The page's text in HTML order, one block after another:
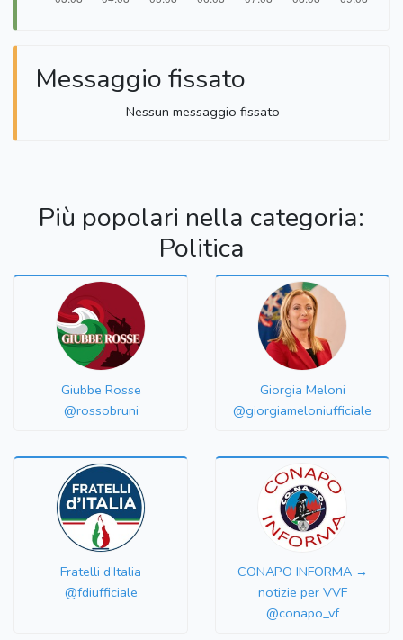
Messaggio fissato
Nessun messaggio fissato
Più popolari nella categoria:
Politica
Giubbe Rosse
@rossobruni
Giorgia Meloni
@giorgiameloniufficiale
Fratelli d’Italia
@fdiufficiale
CONAPO INFORMA →
notizie per VVF
@conapo_vf